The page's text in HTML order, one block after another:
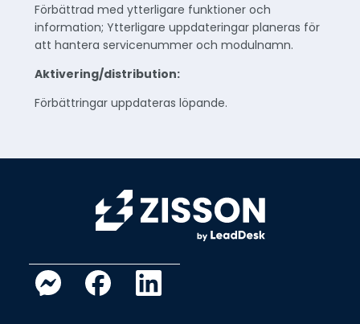
Förbättrad med ytterligare funktioner och
information; Ytterligare uppdateringar planeras för
att hantera servicenummer och modulnamn.
Aktivering/distribution:
Förbättringar uppdateras löpande.